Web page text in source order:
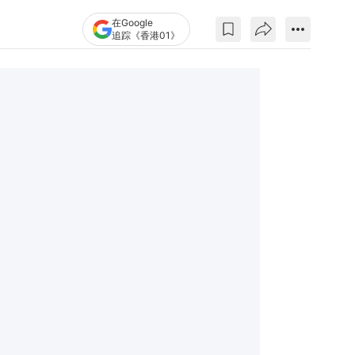
在Google
追踪《香港01》